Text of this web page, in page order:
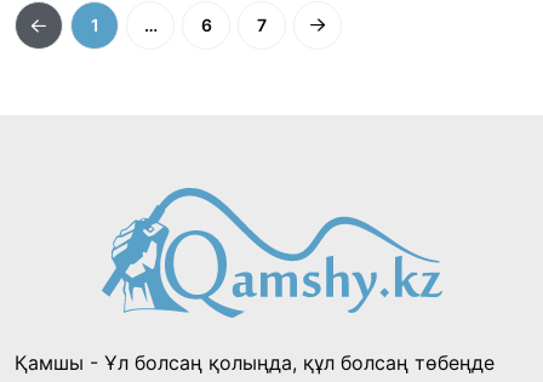
1 … 6 7
Қамшы - Ұл болсаң қолыңда, құл болсаң төбеңде